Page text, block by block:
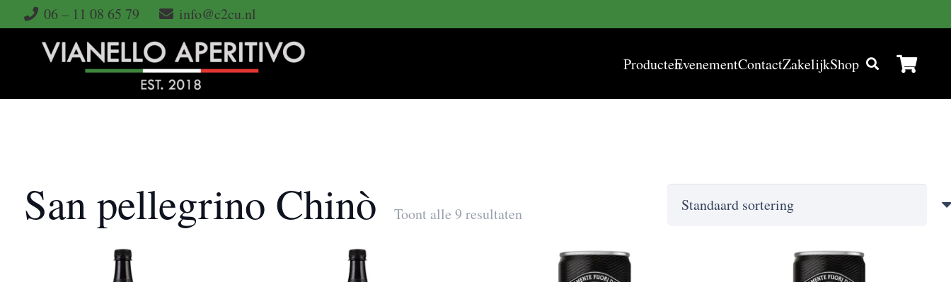
06 – 11 08 65 79 info@c2cu.nl
ProductenEvenementContactZakelijkShop
San pellegrino Chinò Toont alle 9 resultaten